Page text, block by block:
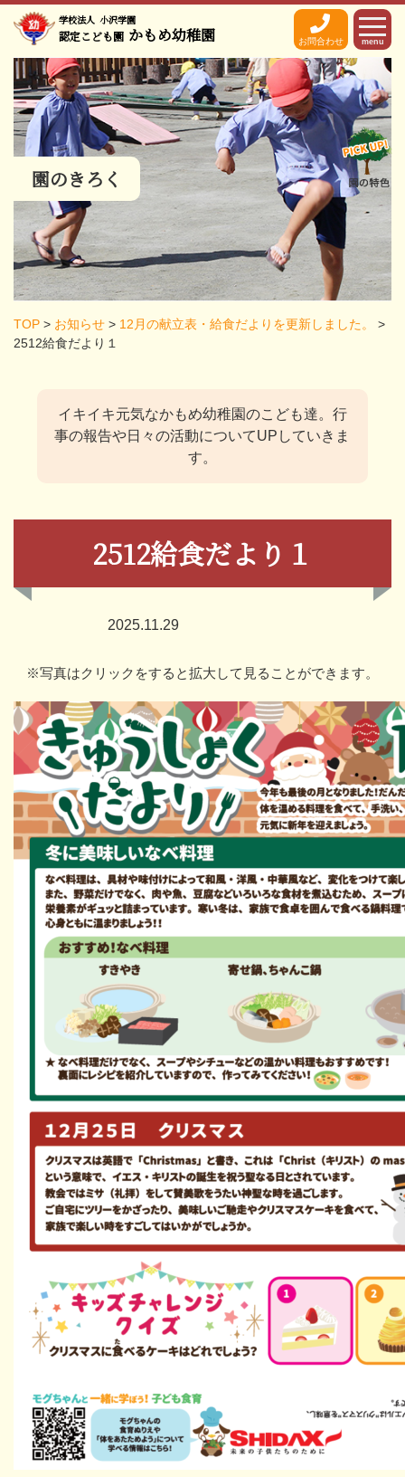
学校法人 小沢学園
認定こども園 かもめ幼稚園 お問合わせ menu
園のきろく
TOP > お知らせ > 12月の献立表・給食だよりを更新しました。
>
2512給食だより１
イキイキ元気なかもめ幼稚園のこども達。 行
事の報告や日々の活動についてUPしていきま
す。
2512給食だより１
2025.11.29
※写真はクリックをすると拡大して見ることができます。